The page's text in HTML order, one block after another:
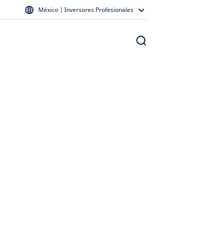
México | Inversores Profesionales